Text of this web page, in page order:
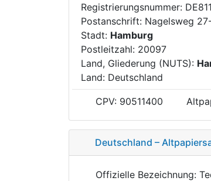
Registrierungsnummer:
Postanschrift: Nagelsweg
Stadt: Hamburg
Postleitzahl: 20097
Land, Gliederung (NUTS):
Land: Deutschland
CPV: 90511400
Deutschland –
Offizielle Bezeichnung: